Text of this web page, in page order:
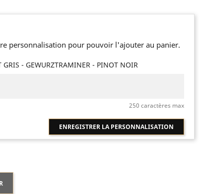
personnalisation pour pouvoir l'ajouter au panier.
- GEWURZTRAMINER - PINOT NOIR
250 caractères max
ENREGISTRER LA PERSONNALISATION